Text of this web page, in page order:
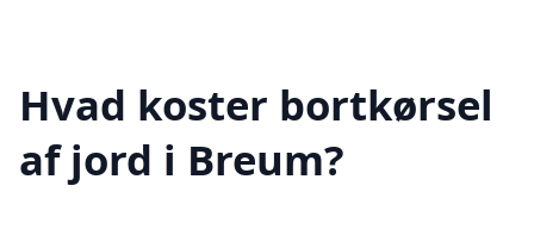
Hvad koster bortkørsel
af jord i Breum?